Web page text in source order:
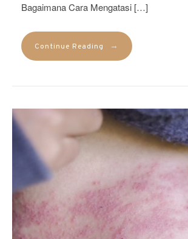
Bagaimana Cara Mengatasi […]
Continue Reading →